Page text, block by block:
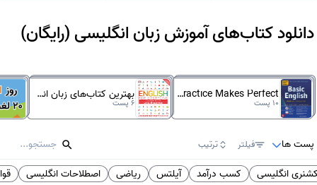
دانلود کتاب‌های آموزش زبان انگلیسی (رایگان)
Practice Makes Perfect انگلیسی
10 پست
بهترین کتاب‌های زبان انگلیسی
6پست
پست ها فیلتر ترتیب
انگلیسی کسب درآمد آیلتس ریاضی اصطلاحات انگلیسی